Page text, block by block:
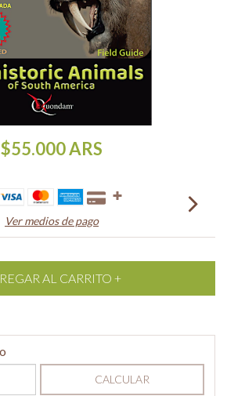
$55.000ARS
Ver medios de pago
CALCULAR